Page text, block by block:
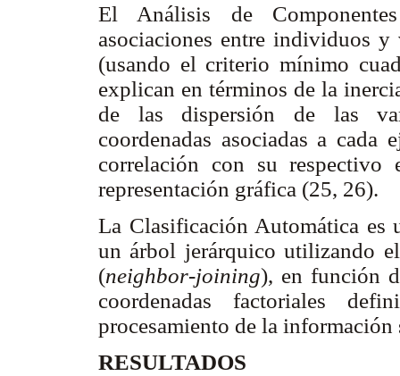
El Análisis de
asociaciones entre individuos y
(usando el criterio mínimo
explican en términos de la
de las dispersión de las
coordenadas asociadas a
correlación con su
representación gráfica (25, 26).
La Clasificación Automática es
un árbol jerárquico utilizando
(neighbor-joining), en función
coordenadas factoriales
procesamiento de la
RESULTADOS